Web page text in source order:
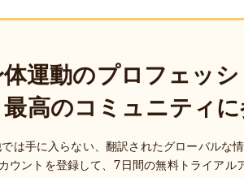
運動のプロフェッ
最高のコミュニティ
は手に入らない、翻訳されたグローバルな
ウントを登録して、7日間の無料トライアル